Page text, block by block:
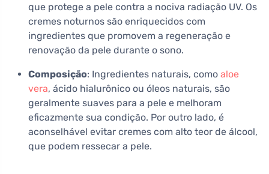
que protege a pele contra a nociva radiação UV. Os
cremes noturnos são enriquecidos com
ingredientes que promovem a regeneração e
renovação da pele durante o sono.
Composição: Ingredientes naturais, como aloe
vera, ácido hialurônico ou óleos naturais, são
geralmente suaves para a pele e melhoram
eficazmente sua condição. Por outro lado, é
aconselhável evitar cremes com alto teor de álcool,
que podem ressecar a pele.